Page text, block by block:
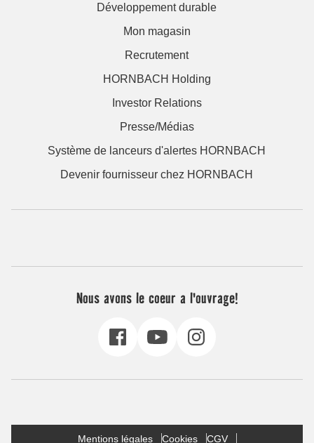
Développement durable
Mon magasin
Recrutement
HORNBACH Holding
Investor Relations
Presse/Médias
Système de lanceurs d'alertes HORNBACH
Devenir fournisseur chez HORNBACH
Nous avons le coeur a l'ouvrage!
Mentions légales Cookies
CGV